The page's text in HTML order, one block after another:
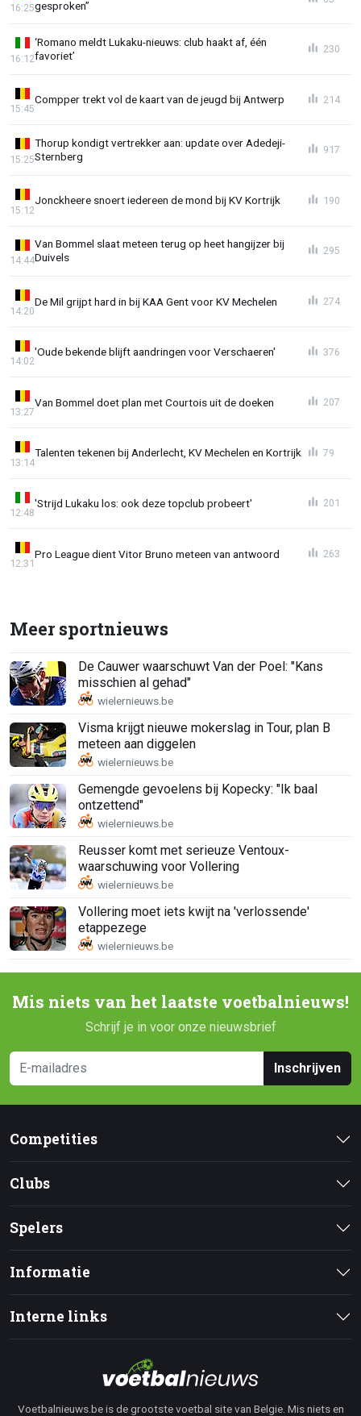
gesproken”
16:25
‘Romano meldt Lukaku-nieuws: club haakt af, één
favoriet’
16:12
230
Compper trekt vol de kaart van de jeugd bij Antwerp
15:45
214
Thorup kondigt vertrekker aan: update over Adedeji-
Sternberg
15:25
917
Jonckheere snoert iedereen de mond bij KV Kortrijk
15:12
190
Van Bommel slaat meteen terug op heet hangijzer bij
Duivels
14:44
295
De Mil grijpt hard in bij KAA Gent voor KV Mechelen
14:20
274
'Oude bekende blijft aandringen voor Verschaeren'
14:02
376
Van Bommel doet plan met Courtois uit de doeken
13:27
207
Talenten tekenen bij Anderlecht, KV Mechelen en Kortrijk
13:14
79
'Strijd Lukaku los: ook deze topclub probeert'
12:48
201
Pro League dient Vitor Bruno meteen van antwoord
12:31
263
Meer sportnieuws
De Cauwer waarschuwt Van der Poel: "Kans
misschien al gehad"
Visma krijgt nieuwe mokerslag in Tour, plan B
meteen aan diggelen
Gemengde gevoelens bij Kopecky: "Ik baal
ontzettend"
Reusser komt met serieuze Ventoux-
waarschuwing voor Vollering
Vollering moet iets kwijt na 'verlossende'
etappezege
Mis niets van het laatste voetbalnieuws!
Schrijf je in voor onze nieuwsbrief
Inschrijven
Competities
Clubs
Spelers
Informatie
Interne links
Voetbalnieuws.be is de grootste voetbal site van Belgie. Mis niets en